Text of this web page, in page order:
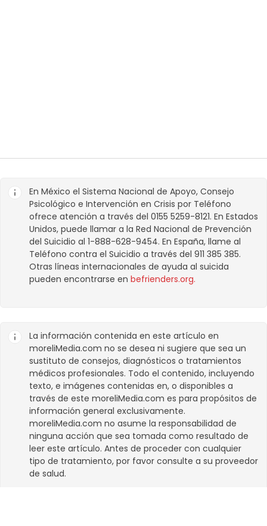
En México el Sistema Nacional de Apoyo, Consejo
Psicológico e Intervención en Crisis por Teléfono
ofrece atención a través del 0155 5259-8121. En Estados
Unidos, puede llamar a la Red Nacional de Prevención
del Suicidio al 1-888-628-9454. En España, llame al
Teléfono contra el Suicidio a través del 911 385 385.
Otras líneas internacionales de ayuda al suicida
pueden encontrarse en befrienders.org.
La información contenida en este artículo en
moreliMedia.com no se desea ni sugiere que sea un
sustituto de consejos, diagnósticos o tratamientos
médicos profesionales. Todo el contenido, incluyendo
texto, e imágenes contenidas en, o disponibles a
través de este moreliMedia.com es para propósitos de
información general exclusivamente.
moreliMedia.com no asume la responsabilidad de
ninguna acción que sea tomada como resultado de
leer este artículo. Antes de proceder con cualquier
tipo de tratamiento, por favor consulte a su proveedor
de salud.